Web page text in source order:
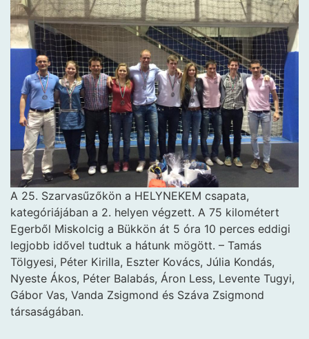
A 25. Szarvasűzőkön a HELYNEKEM csapata,
kategóriájában a 2. helyen végzett. A 75 kilométert
Egerből Miskolcig a Bükkön át 5 óra 10 perces eddigi
legjobb idővel tudtuk a hátunk mögött. – Tamás
Tölgyesi, Péter Kirilla, Eszter Kovács, Júlia Kondás,
Nyeste Ákos, Péter Balabás, Áron Less, Levente Tugyi,
Gábor Vas, Vanda Zsigmond és Száva Zsigmond
társaságában.